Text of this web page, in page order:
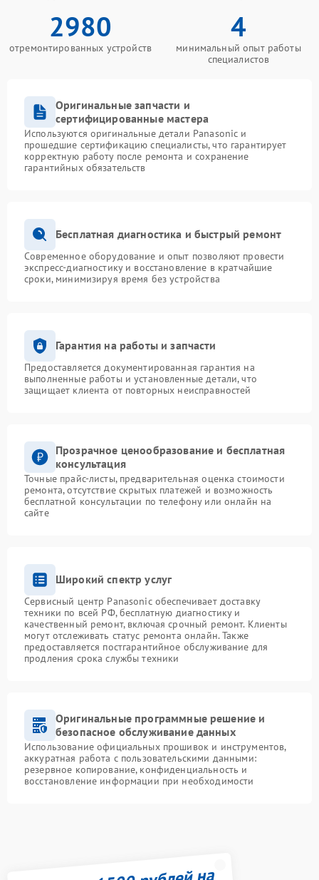
2980
отремонтированных устройств
4
минимальный опыт работы
специалистов
Оригинальные запчасти и
сертифицированные мастера
Используются оригинальные детали Panasonic и
прошедшие сертификацию специалисты, что гарантирует
корректную работу после ремонта и сохранение
гарантийных обязательств
Бесплатная диагностика и быстрый ремонт
Современное оборудование и опыт позволяют провести
экспресс-диагностику и восстановление в кратчайшие
сроки, минимизируя время без устройства
Гарантия на работы и запчасти
Предоставляется документированная гарантия на
выполненные работы и установленные детали, что
защищает клиента от повторных неисправностей
Прозрачное ценообразование и бесплатная
консультация
Точные прайс-листы, предварительная оценка стоимости
ремонта, отсутствие скрытых платежей и возможность
бесплатной консультации по телефону или онлайн на
сайте
Широкий спектр услуг
Сервисный центр Panasonic обеспечивает доставку
техники по всей РФ, бесплатную диагностику и
качественный ремонт, включая срочный ремонт. Клиенты
могут отслеживать статус ремонта онлайн. Также
предоставляется постгарантийное обслуживание для
продления срока службы техники
Оригинальные программные решение и
безопасное обслуживание данных
Использование официальных прошивок и инструментов,
аккуратная работа с пользовательскими данными:
резервное копирование, конфиденциальность и
восстановление информации при необходимости